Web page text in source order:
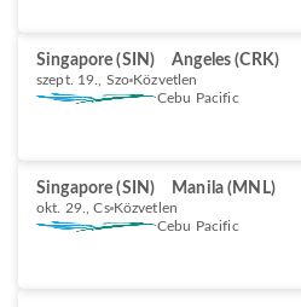
Singapore (SIN) Angeles (CRK)
szept. 19., Szo Közvetlen
Cebu Pacific
Singapore (SIN) Manila (MNL)
okt. 29., Cs Közvetlen
Cebu Pacific